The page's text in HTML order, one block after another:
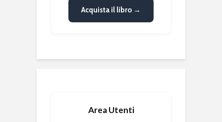
Acquista il libro →
Area Utenti